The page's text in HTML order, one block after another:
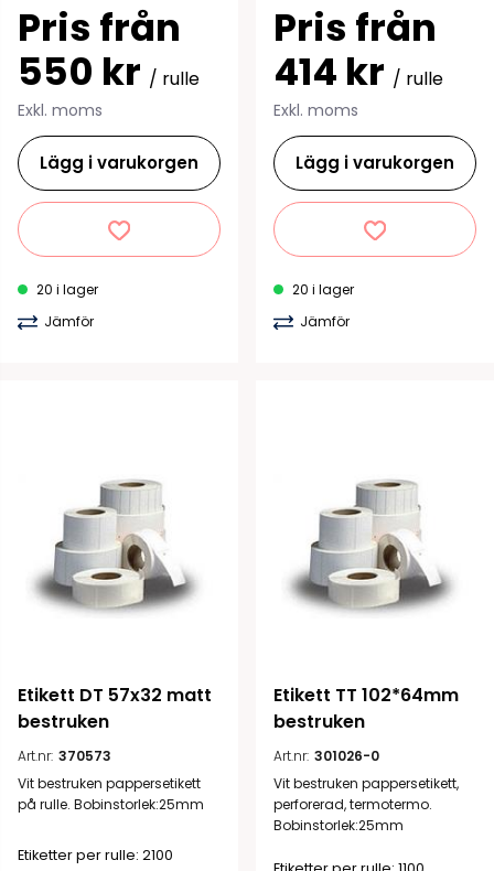
Pris från
550 kr / rulle
Exkl. moms
Lägg i varukorgen
20 i lager
Jämför
Pris från
414 kr / rulle
Exkl. moms
Lägg i varukorgen
20 i lager
Jämför
Etikett DT 57x32 matt
bestruken
Art.nr: 370573
Vit bestruken pappersetikett
på rulle. Bobinstorlek:25mm
Etiketter per rulle: 2100
Etikett TT 102*64mm
bestruken
Art.nr: 301026-0
Vit bestruken pappersetikett,
perforerad, termotermo.
Bobinstorlek:25mm